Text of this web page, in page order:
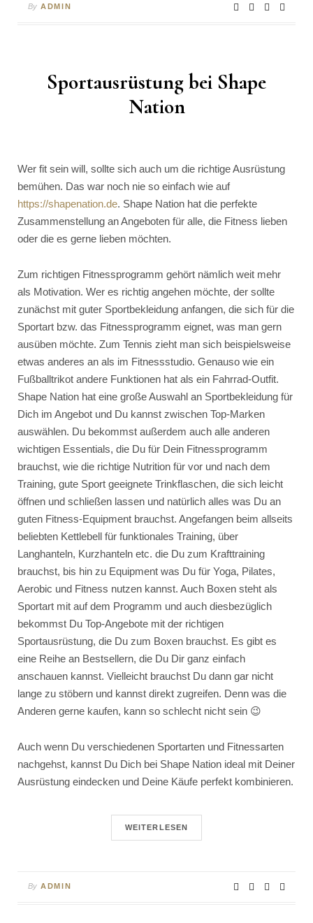
By ADMIN
Sportausrüstung bei Shape
Nation
Wer fit sein will, sollte sich auch um die richtige Ausrüstung
bemühen. Das war noch nie so einfach wie auf
https://shapenation.de. Shape Nation hat die perfekte
Zusammenstellung an Angeboten für alle, die Fitness lieben
oder die es gerne lieben möchten.
Zum richtigen Fitnessprogramm gehört nämlich weit mehr
als Motivation. Wer es richtig angehen möchte, der sollte
zunächst mit guter Sportbekleidung anfangen, die sich für die
Sportart bzw. das Fitnessprogramm eignet, was man gern
ausüben möchte. Zum Tennis zieht man sich beispielsweise
etwas anderes an als im Fitnessstudio. Genauso wie ein
Fußballtrikot andere Funktionen hat als ein Fahrrad-Outfit.
Shape Nation hat eine große Auswahl an Sportbekleidung für
Dich im Angebot und Du kannst zwischen Top-Marken
auswählen. Du bekommst außerdem auch alle anderen
wichtigen Essentials, die Du für Dein Fitnessprogramm
brauchst, wie die richtige Nutrition für vor und nach dem
Training, gute Sport geeignete Trinkflaschen, die sich leicht
öffnen und schließen lassen und natürlich alles was Du an
guten Fitness-Equipment brauchst. Angefangen beim allseits
beliebten Kettlebell für funktionales Training, über
Langhanteln, Kurzhanteln etc. die Du zum Krafttraining
brauchst, bis hin zu Equipment was Du für Yoga, Pilates,
Aerobic und Fitness nutzen kannst. Auch Boxen steht als
Sportart mit auf dem Programm und auch diesbezüglich
bekommst Du Top-Angebote mit der richtigen
Sportausrüstung, die Du zum Boxen brauchst. Es gibt es
eine Reihe an Bestsellern, die Du Dir ganz einfach
anschauen kannst. Vielleicht brauchst Du dann gar nicht
lange zu stöbern und kannst direkt zugreifen. Denn was die
Anderen gerne kaufen, kann so schlecht nicht sein 😉
Auch wenn Du verschiedenen Sportarten und Fitnessarten
nachgehst, kannst Du Dich bei Shape Nation ideal mit Deiner
Ausrüstung eindecken und Deine Käufe perfekt kombinieren.
WEITERLESEN
By ADMIN